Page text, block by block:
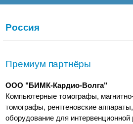
Россия
Премиум партнёры
ООО "БИМК-Кардио-Волга"
Компьютерные томографы,
томографы, рентгеновские
оборудование для